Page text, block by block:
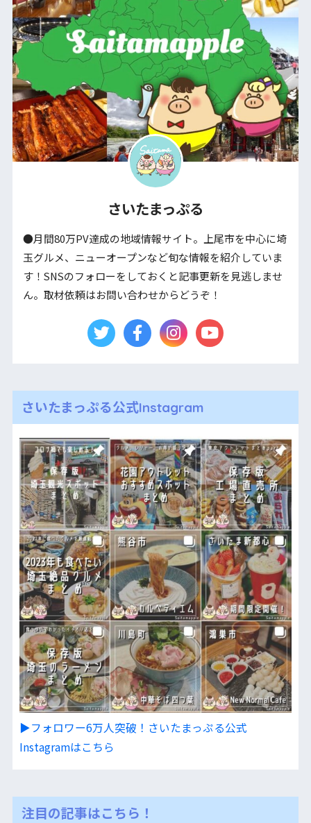
さいたまっぷる
●月間80万PV達成の地域情報サイト。上尾市を中心に埼
玉グルメ、ニューオープンなど旬な情報を紹介していま
す！SNSのフォローをしておくと記事更新を見逃しませ
ん。取材依頼はお問い合わせからどうぞ！
さいたまっぷる公式Instagram
▶︎フォロワー6万人突破！さいたまっぷる公式
Instagramはこちら
注目の記事はこちら！